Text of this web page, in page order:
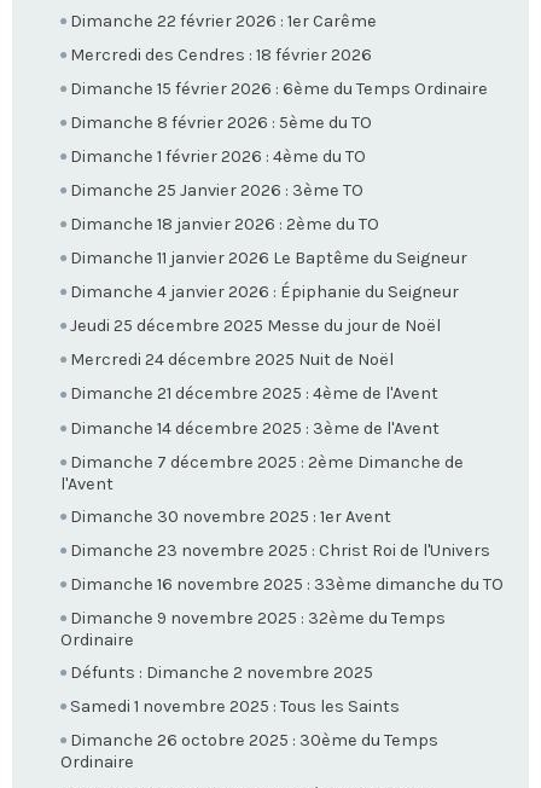
Dimanche 22 février 2026 : 1er Carême
Mercredi des Cendres : 18 février 2026
Dimanche 15 février 2026 : 6ème du Temps Ordinaire
Dimanche 8 février 2026 : 5ème du TO
Dimanche 1 février 2026 : 4ème du TO
Dimanche 25 Janvier 2026 : 3ème TO
Dimanche 18 janvier 2026 : 2ème du TO
Dimanche 11 janvier 2026 Le Baptême du Seigneur
Dimanche 4 janvier 2026 : Épiphanie du Seigneur
Jeudi 25 décembre 2025 Messe du jour de Noël
Mercredi 24 décembre 2025 Nuit de Noël
Dimanche 21 décembre 2025 : 4ème de l'Avent
Dimanche 14 décembre 2025 : 3ème de l'Avent
Dimanche 7 décembre 2025 : 2ème Dimanche de
l'Avent
Dimanche 30 novembre 2025 : 1er Avent
Dimanche 23 novembre 2025 : Christ Roi de l'Univers
Dimanche 16 novembre 2025 : 33ème dimanche du TO
Dimanche 9 novembre 2025 : 32ème du Temps
Ordinaire
Défunts : Dimanche 2 novembre 2025
Samedi 1 novembre 2025 : Tous les Saints
Dimanche 26 octobre 2025 : 30ème du Temps
Ordinaire